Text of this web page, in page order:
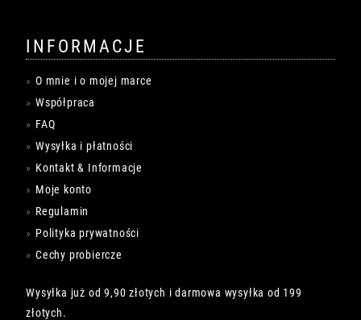
INFORMACJE
O mnie i o mojej marce
Współpraca
FAQ
Wysyłka i płatności
Kontakt & Informacje
Moje konto
Regulamin
Polityka prywatności
Cechy probiercze
Wysyłka już od 9,90 złotych i darmowa wysyłka od 199
złotych.